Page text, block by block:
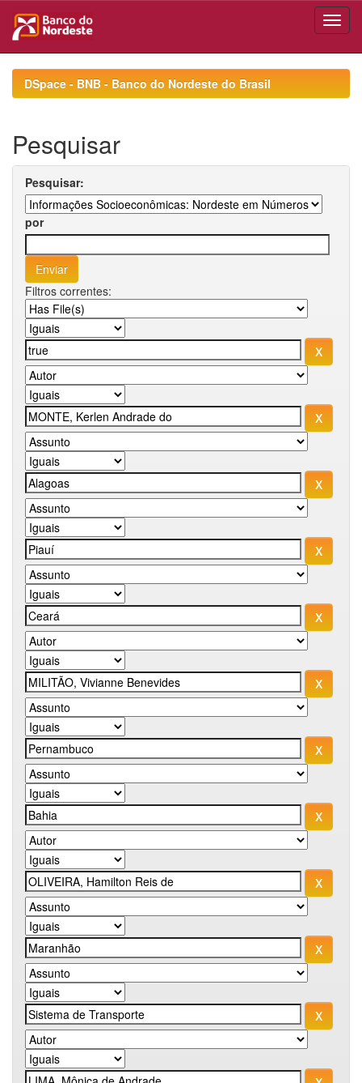
navigationDSpace - BNB - Banco do Nordeste do Brasil
Pesquisar
Pesquisar:
por
Filtros correntes: